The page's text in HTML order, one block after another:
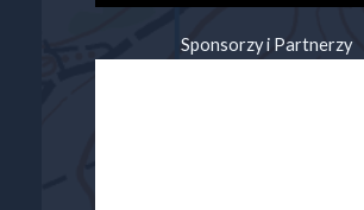
Sponsorzy i Partnerzy